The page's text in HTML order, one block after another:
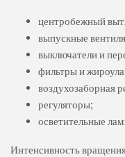
центробежный
выпускные
выключатели и
фильтры и
воздухозаборная
регуляторы;
осветительные
Интенсивность